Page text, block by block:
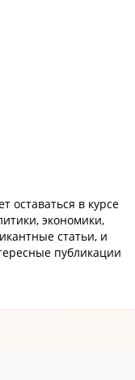
в курсе
экономики,
статьи, и
публикации